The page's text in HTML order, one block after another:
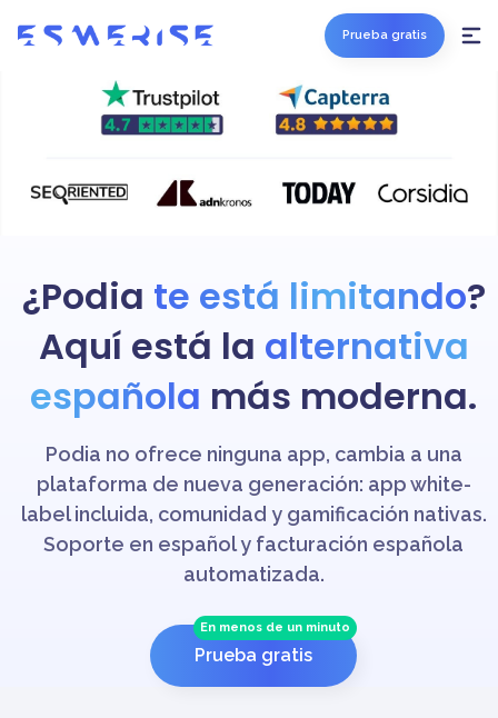
Prueba gratis
¿Podia te está limitando?
Aquí está la alternativa
española más moderna.
Podia no ofrece ninguna app, cambia a una
plataforma de nueva generación: app white-
label incluida, comunidad y gamificación nativas.
Soporte en español y facturación española
automatizada.
En menos de un minuto
Prueba gratis